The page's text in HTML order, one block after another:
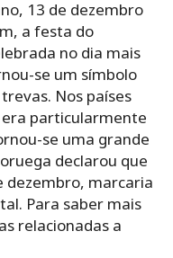
13 de dezembro
a festa do
no dia mais
se um símbolo
Nos países
era particularmente
se uma grande
declarou que
dezembro, marcaria
Para saber mais
relacionadas a